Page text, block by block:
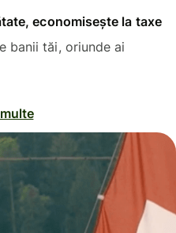
economisește la taxe
banii tăi, oriunde ai